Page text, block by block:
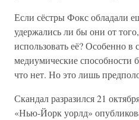
Если сёстры Фокс обладали
удержались ли бы они от
использовать её? Особенно в
медиумические
что нет. Но это лишь
Скандал разразился 21
«Нью-Йорк уорлд»